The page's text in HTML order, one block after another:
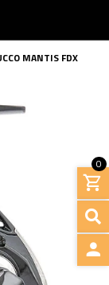
0
MANTIS FDX